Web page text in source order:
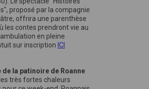
proposé par la compagnie
offrira une parenthèse
les contes prendront vie au
en pleine
sur inscription ICI
de la patinoire de Roanne
très fortes chaleurs